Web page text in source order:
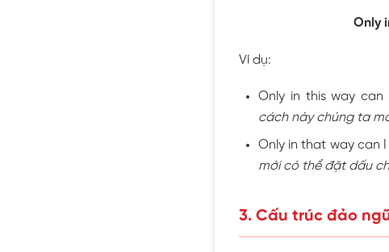
Only
Ví dụ:
Only in this way can
cách này chúng ta
Only in that way can
mới có thể đặt dấu
3. Cấu trúc đảo